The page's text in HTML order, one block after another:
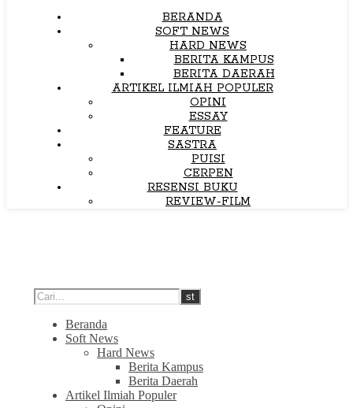
BERANDA
SOFT NEWS
HARD NEWS
BERITA KAMPUS
BERITA DAERAH
ARTIKEL ILMIAH POPULER
OPINI
ESSAY
FEATURE
SASTRA
PUISI
CERPEN
RESENSI BUKU
REVIEW-FILM
Beranda
Soft News
Hard News
Berita Kampus
Berita Daerah
Artikel Ilmiah Populer